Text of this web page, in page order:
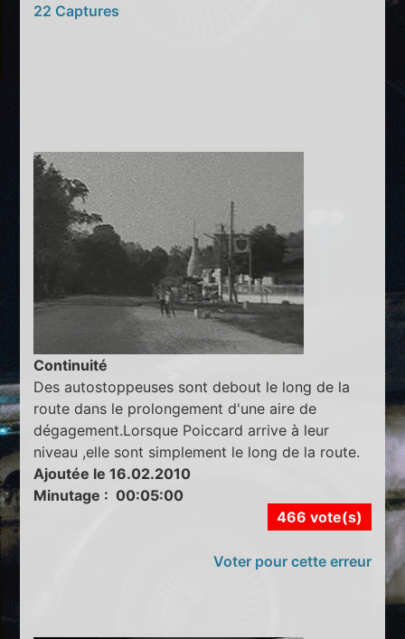
22 Captures
Continuité
Des autostoppeuses sont debout le long de la
route dans le prolongement d'une aire de
dégagement.Lorsque Poiccard arrive à leur
niveau ,elle sont simplement le long de la route.
Ajoutée le 16.02.2010
Minutage : 00:05:00
466 vote(s)
Voter pour cette erreur